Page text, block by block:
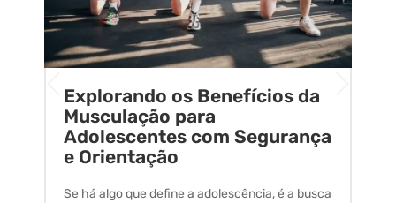
Explorando os Benefícios da
Musculação para
Adolescentes com Segurança
e Orientação
Se há algo que define a adolescência, é a busca